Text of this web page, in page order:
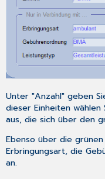
Unter "Anzahl" geben
dieser Einheiten
aus, die sich über den
Ebenso über die
Erbringungsart, die
an.